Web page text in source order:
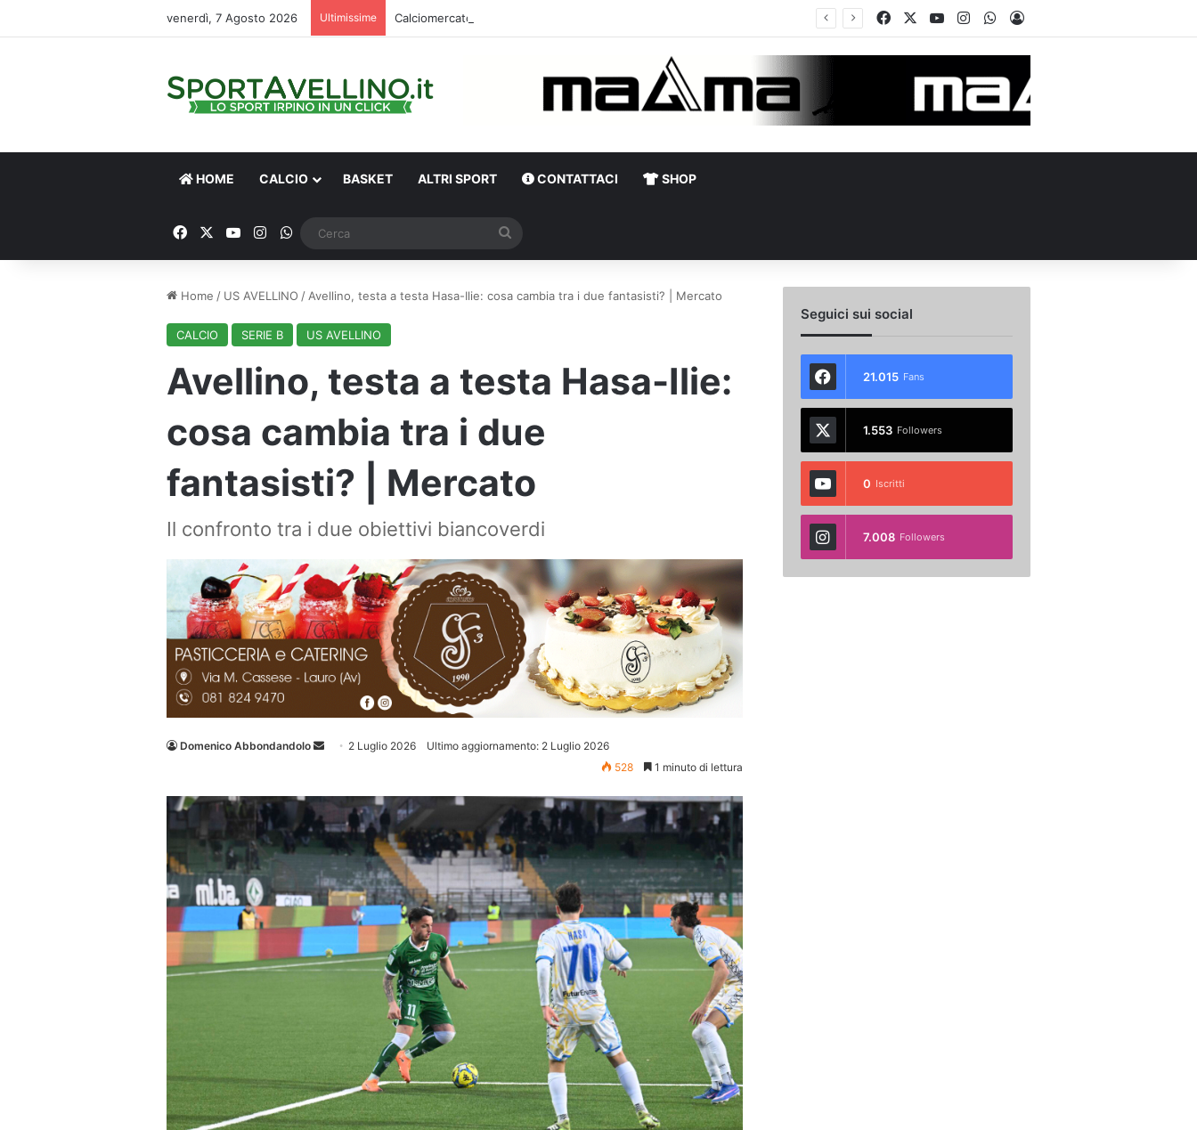
venerdì, 7 Agosto 2026 Ultimissime FacebookYou TubeInstagramWhatsApp
Accedi
HOME CALCIO BASKET ALTRI SPORT CONTATTACI SHOP
FacebookYou TubeInstagram
WhatsApp
Home / US AVELLINO / Avellino, testa a testa Hasa-Ilie: cosa cambia tra i due fantasisti? | Mercato
CALCIO SERIE B US AVELLINO
Avellino, testa a testa Hasa-Ilie:
cosa cambia tra i due
fantasisti? | Mercato
Il confronto tra i due obiettivi biancoverdi
Domenico Abbondandolo
Invia 2 Luglio 2026
Ultimo aggiornamento: 2 Luglio 2026
528
1 minuto di lettura
Seguici sui social
21.015 Fans
1.553 Followers
0 Iscritti
7.008 Followers